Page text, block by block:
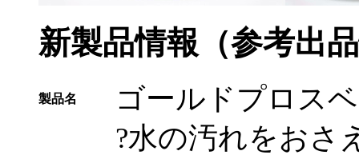
新製品情報（参考出
製品名 ゴールドプロス
?水の汚れをお